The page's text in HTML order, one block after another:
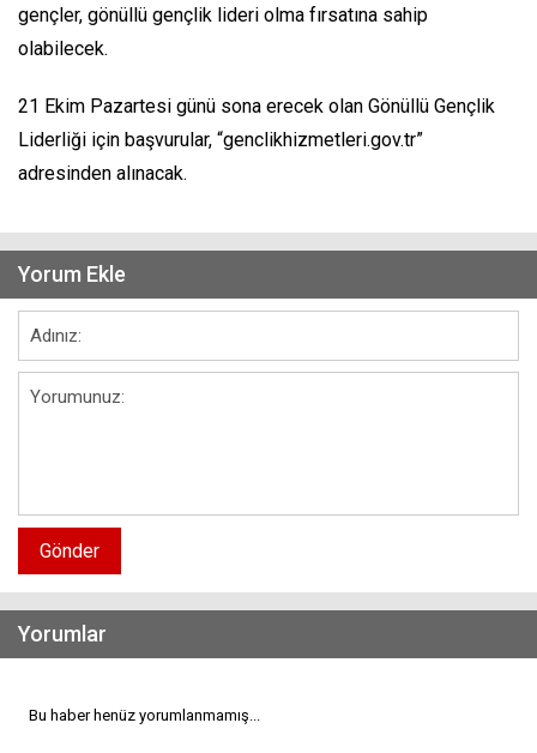
gençler, gönüllü gençlik lideri olma fırsatına sahip
olabilecek.
21 Ekim Pazartesi günü sona erecek olan Gönüllü Gençlik
Liderliği için başvurular, “genclikhizmetleri.gov.tr”
adresinden alınacak.
Yorum Ekle
Gönder
Yorumlar
Bu haber henüz yorumlanmamış...